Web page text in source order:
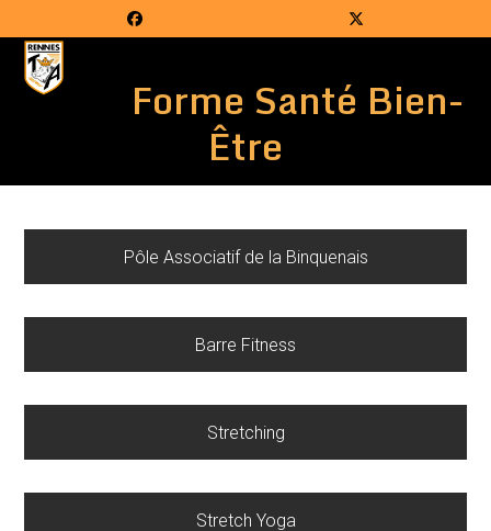
to
content
Facebook Twitter
Open
mobile
Close
mobile
Forme Santé Bien-
Être
Pôle Associatif de la Binquenais
Barre Fitness
Stretching
Stretch Yoga